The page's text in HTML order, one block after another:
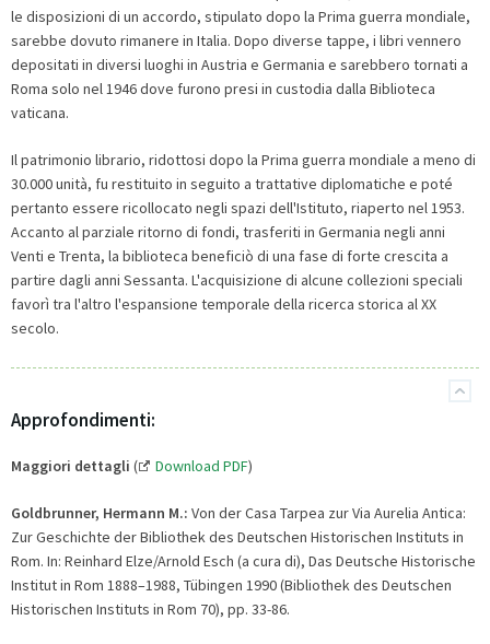
le disposizioni di un accordo, stipulato dopo la Prima guerra mondiale,
sarebbe dovuto rimanere in Italia. Dopo diverse tappe, i libri vennero
depositati in diversi luoghi in Austria e Germania e sarebbero tornati a
Roma solo nel 1946 dove furono presi in custodia dalla Biblioteca
vaticana.
Il patrimonio librario, ridottosi dopo la Prima guerra mondiale a meno di
30.000 unità, fu restituito in seguito a trattative diplomatiche e poté
pertanto essere ricollocato negli spazi dell'Istituto, riaperto nel 1953.
Accanto al parziale ritorno di fondi, trasferiti in Germania negli anni
Venti e Trenta, la biblioteca beneficiò di una fase di forte crescita a
partire dagli anni Sessanta. L'acquisizione di alcune collezioni speciali
favorì tra l'altro l'espansione temporale della ricerca storica al XX
secolo.
Approfondimenti:
Maggiori dettagli ( Download PDF)
Goldbrunner, Hermann M.: Von der Casa Tarpea zur Via Aurelia Antica:
Zur Geschichte der Bibliothek des Deutschen Historischen Instituts in
Rom. In: Reinhard Elze/Arnold Esch (a cura di), Das Deutsche Historische
Institut in Rom 1888–1988, Tübingen 1990 (Bibliothek des Deutschen
Historischen Instituts in Rom 70), pp. 33-86.